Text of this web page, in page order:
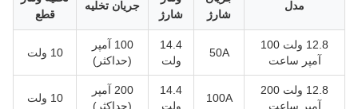
مدل
شارژ
شارژ
جریان تخلیه
قطع
12.8 ولت 100
آمپر ساعت
50A
14.4
ولت
100 آمپر
(حداکثر)
10 ولت
12.8 ولت 200
آمپر ساعت
100A
14.4
ولت
200 آمپر
(حداکثر)
10 ولت